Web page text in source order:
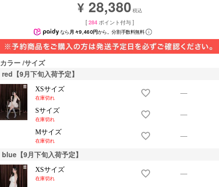
¥ 28,380 税込
[ 284 ポイント付与 ]
なら 月々9,460円から。分割手数料無料
カラー サイズ
red【9月下旬入荷予定】
XSサイズ
在庫切れ
—
Sサイズ
在庫切れ
—
Mサイズ
在庫切れ
—
blue【9月下旬入荷予定】
XSサイズ
在庫切れ
—